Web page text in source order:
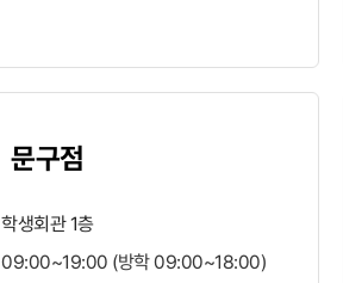
문구점
학생회관 1층
09:00~19:00 (방학 09:00~18:00)